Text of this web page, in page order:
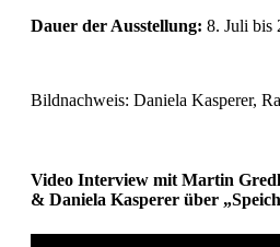
Dauer der Ausstellung: 8. Juli bis
Bildnachweis: Daniela Kasperer,
Video Interview mit Martin
& Daniela Kasperer über